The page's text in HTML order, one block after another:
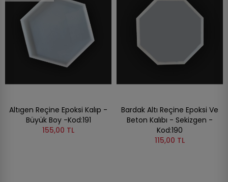
Altıgen Reçine Epoksi Kalıp -
Büyük Boy -Kod:191
155,00 TL
Bardak Altı Reçine Epoksi Ve
Beton Kalıbı - Sekizgen -
Kod:190
115,00 TL